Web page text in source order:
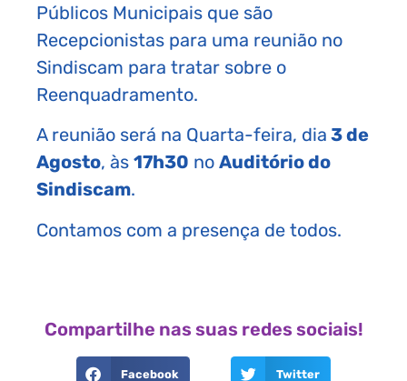
Públicos Municipais que são
Recepcionistas para uma reunião no
Sindiscam para tratar sobre o
Reenquadramento.
A reunião será na Quarta-feira, dia 3 de
Agosto, às 17h30 no Auditório do
Sindiscam.
Contamos com a presença de todos.
Compartilhe nas suas redes sociais!
Facebook Twitter